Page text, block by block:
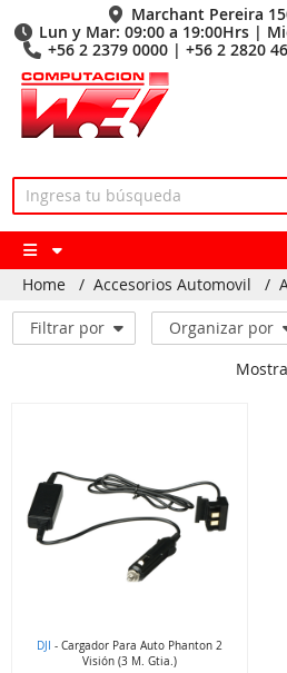
Marchant Pereira
Lun y Mar: 09:00 a 19:00Hrs |
+56 2 2379 0000 | +56 2 2820
Home / Accesorios Automovil /
Filtrar por Organizar por
DJI - Cargador Para Auto Phanton 2
Visión (3 M. Gtia.)